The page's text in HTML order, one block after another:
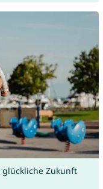
glückliche Zukunft